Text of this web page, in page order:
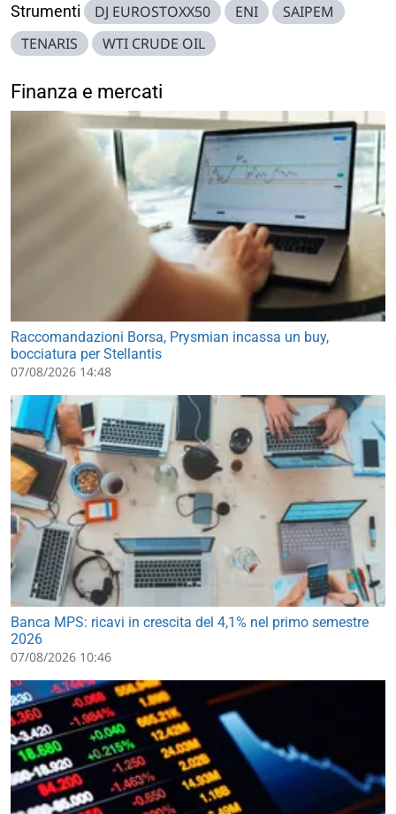
Strumenti DJ EUROSTOXX50 ENI
SAIPEM
TENARIS
WTI CRUDE OIL
Finanza e mercati
Raccomandazioni Borsa, Prysmian incassa un buy,
bocciatura per Stellantis
07/08/2026 14:48
Banca MPS: ricavi in crescita del 4,1% nel primo semestre
2026
07/08/2026 10:46